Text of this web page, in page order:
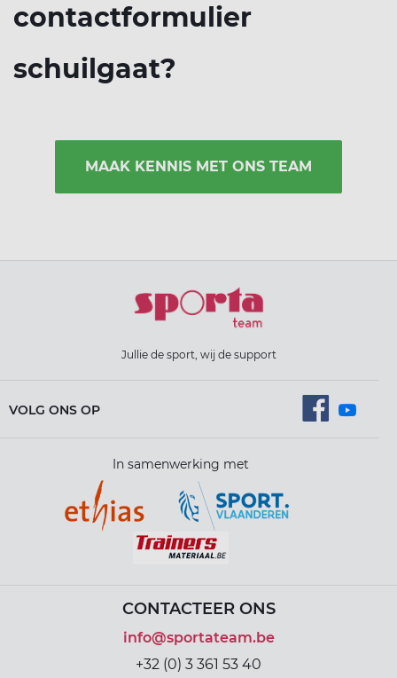
contactformulier
schuilgaat?
MAAK KENNIS MET ONS TEAM
Jullie de sport, wij de support
VOLG ONS OP
In samenwerking met
CONTACTEER ONS
info@sportateam.be
+32 (0) 3 361 53 40